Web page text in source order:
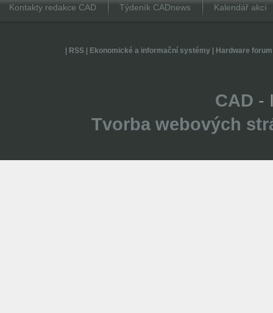
Kontakty redakce CAD Týdeník CADnews Kalendář akcí
RSS| Ekonomické a informační systémy| Hardware forum
CAD -
Tvorba webových